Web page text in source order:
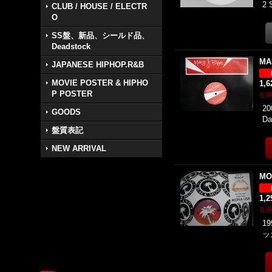
CLUB / HOUSE / ELECTR
O
SS盤、新品、シールド品、
Deadstock
JAPANESE HIPHOP.R&B
MOVIE POSTER & HIPHO
P POSTER
GOODS
盤質表記
NEW ARRIVAL
2
在
在